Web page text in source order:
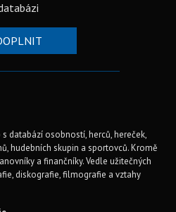
s databází osobností, herců, hereček,
hudebních skupin a sportovců. Kromě
a finančníky. Vedle užitečných
diskografie, filmografie a vztahy